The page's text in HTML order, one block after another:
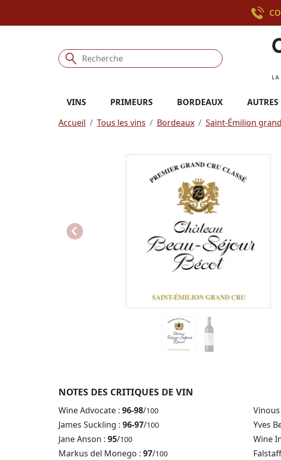
VINS PRIMEURS BORDEAUX
Accueil
Tous les vins Bordeaux Saint-Émilion
NOTES DES CRITIQUES DE VIN
Wine Advocate : 96-98/100
James Suckling : 96-97/100 Yves
Jane Anson : 95/100 Wine
Markus del Monego : 97/100